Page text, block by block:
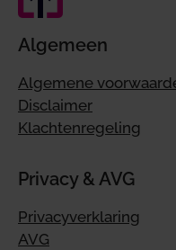
Algemeen
Algemene
Disclaimer
Klachtenregeling
Privacy & AVG
Privacyverklaring
AVG